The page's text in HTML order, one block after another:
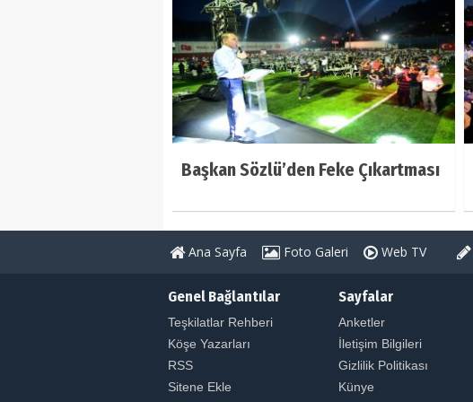
Başkan Sözlü’den Feke Çıkartması
Ana Sayfa Foto Galeri Web TV
Genel Bağlantılar
Teşkilatlar Rehberi
Köşe Yazarları
RSS
Sitene Ekle
Sayfalar
Anketler
İletişim Bilgileri
Gizlilik Politikası
Künye